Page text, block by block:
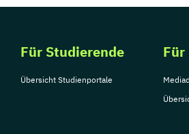
Für Studierende
Übersicht Studienportale
Für